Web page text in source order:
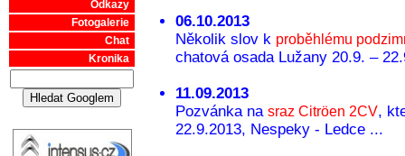
Odkazy
Fotogalerie
Chat
Kronika
06.10.2013
Několik slov k proběhlému
chatová osada Lužany 20.9. –
11.09.2013
Pozvánka na sraz Citröen 2CV,
22.9.2013, Nespeky - Ledce ...